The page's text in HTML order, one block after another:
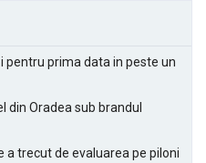
pentru prima data in peste un
din Oradea sub brandul
a trecut de evaluarea pe piloni